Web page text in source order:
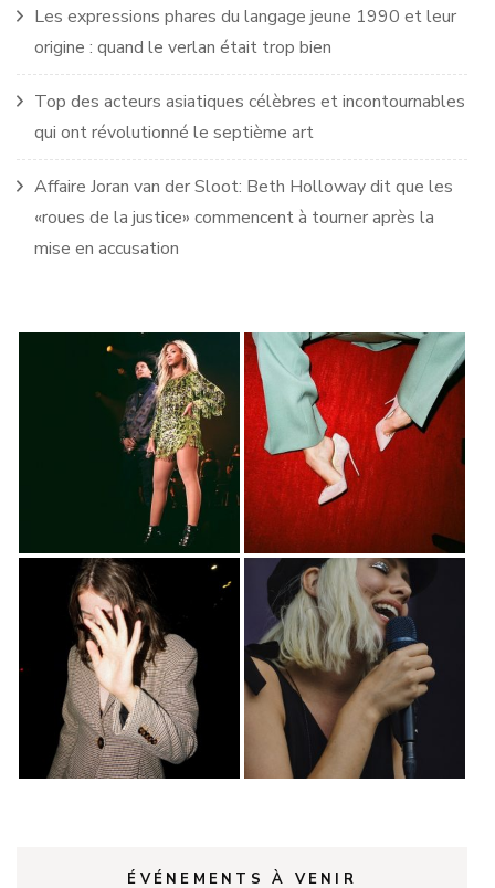
Les expressions phares du langage jeune 1990 et leur
origine : quand le verlan était trop bien
Top des acteurs asiatiques célèbres et incontournables
qui ont révolutionné le septième art
Affaire Joran van der Sloot: Beth Holloway dit que les
«roues de la justice» commencent à tourner après la
mise en accusation
ÉVÉNEMENTS À VENIR